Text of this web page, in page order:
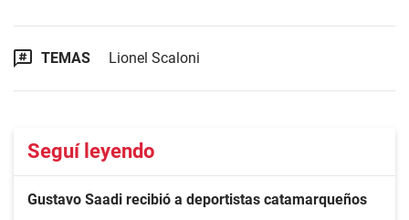
TEMAS Lionel Scaloni
Seguí leyendo
Gustavo Saadi recibió a deportistas catamarqueños